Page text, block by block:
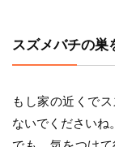
スズメバチの巣
もし家の近くで
ないでくださいね。